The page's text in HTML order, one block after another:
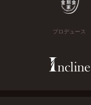
プロデュース